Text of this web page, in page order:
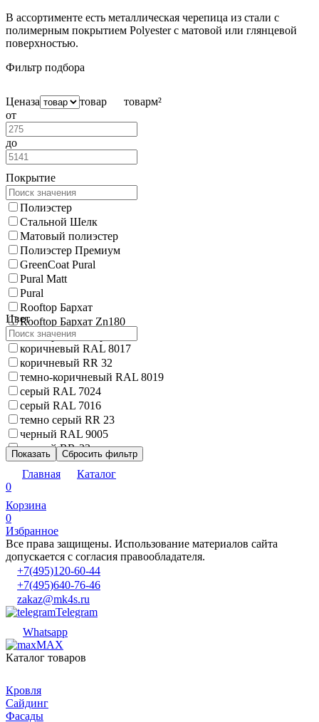
В ассортименте есть металлическая черепица из стали с
полимерным покрытием Polyester с матовой или глянцевой
поверхностью.
Фильтр подбора
Ценаза товар товарм²
от
до
Покрытие
Полиэстер
Стальной Шелк
Матовый полиэстер
Полиэстер Премиум
GreenCoat Pural
Pural Matt
Pural
Rooftop Бархат
Rooftop Бархат Zn180
Rooftop Кашемир PU
Цвет
коричневый RAL 8017
коричневый RR 32
темно-коричневый RAL 8019
серый RAL 7024
серый RAL 7016
темно серый RR 23
черный RAL 9005
черный RR-33
Показать Сбросить фильтр
Главная
Каталог
0
Корзина
0
Избранное
Все права защищены. Использование материалов сайта
допускается с согласия правообладателя.
+7(495)120-60-44
+7(495)640-76-46
zakaz@mk4s.ru
Telegram
Whatsapp
MAX
Каталог товаров
Кровля
Сайдинг
Фасады